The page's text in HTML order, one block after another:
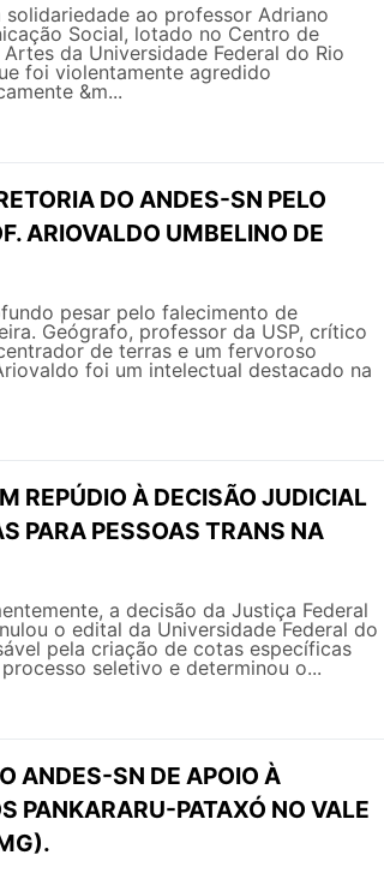
solidariedade ao professor Adriano
Social, lotado no Centro de
da Universidade Federal do Rio
foi violentamente agredido
&m...
DO ANDES-SN PELO
ARIOVALDO UMBELINO DE
pesar pelo falecimento de
Geógrafo, professor da USP, crítico
de terras e um fervoroso
foi um intelectual destacado na
REPÚDIO À DECISÃO JUDICIAL
PARA PESSOAS TRANS NA
a decisão da Justiça Federal
o edital da Universidade Federal do
pela criação de cotas específicas
seletivo e determinou o...
ANDES-SN DE APOIO À
PANKARARU-PATAXÓ NO VALE